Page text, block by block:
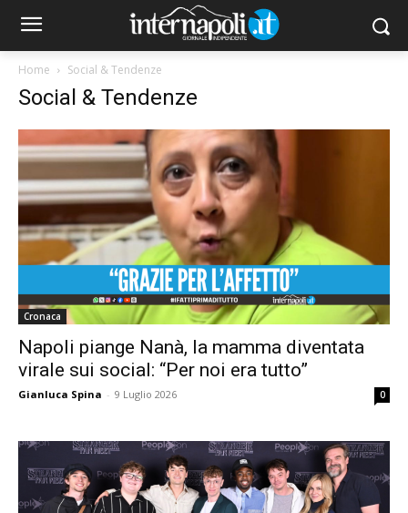
Home Social & Tendenze
Social & Tendenze
Cronaca
Napoli piange Nanà, la mamma diventata
virale sui social: “Per noi era tutto”
Gianluca Spina - 9 Luglio 2026 0